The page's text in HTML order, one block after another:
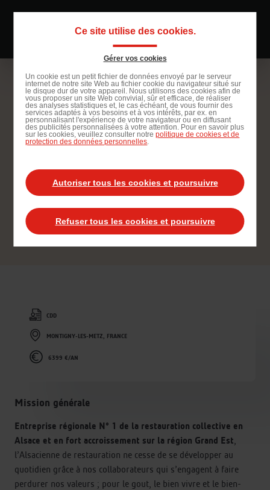
recherche
Apprenti Coordinateur Santé
Sécurité au Travail (H/F)
Postuler à cette offre
CDD
MONTIGNY-LES-METZ, FRANCE
6399 €/AN
Mission générale
Entreprise régionale N° 1 de la restauration collective en
Alsace et en fort accroissement sur la région Grand Est
l’Alsacienne de restauration ne cesse de se développer au
quotidien grâce à nos collaborateurs qui s’engagent à faire
perdurer nos valeurs ; pour le gout, le bien vivre et le bien-
Ce site utilise des cookies.
Gérer vos cookies
Un cookie est un petit fichier de données envoyé par le serveur
internet de notre site Web au fichier cookie du navigateur situé sur
le disque dur de votre appareil. Nous utilisons des cookies afin de
vous proposer un site Web convivial, sûr et efficace, de réaliser
des analyses statistiques et, le cas échéant, de vous fournir des
services adaptés à vos besoins et à vos intérêts, par ex. en
personnalisant l'expérience de votre navigateur ou en diffusant
des publicités personnalisées à votre attention. Pour en savoir plus
sur les cookies, veuillez consulter notrepolitique de cookies et de
protection des données personnelles.
Autoriser tous les cookies et poursuivre
Refuser tous les cookies et poursuivre